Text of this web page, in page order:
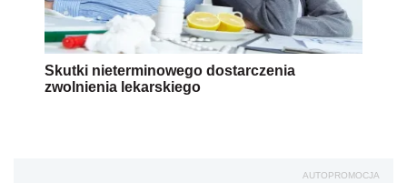
Skutki nieterminowego dostarczenia
zwolnienia lekarskiego
AUTOPROMOCJA